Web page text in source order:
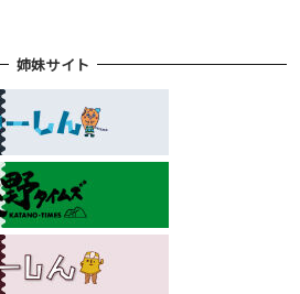
姉妹サイト